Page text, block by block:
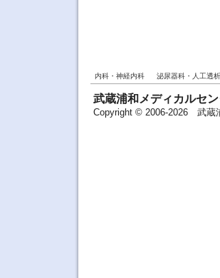
内科・神経内科 泌尿器科・人工透析
武蔵浦和メディカルセ
Copyright © 2006-2026 武蔵